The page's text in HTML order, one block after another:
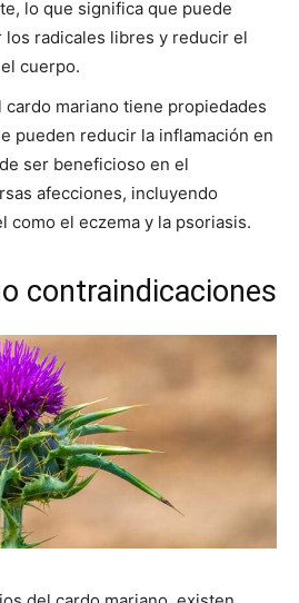
lo que significa que puede
los radicales libres y reducir el
cuerpo.
cardo mariano tiene propiedades
pueden reducir la inflamación en
ser beneficioso en el
afecciones, incluyendo
como el eczema y la psoriasis.
contraindicaciones